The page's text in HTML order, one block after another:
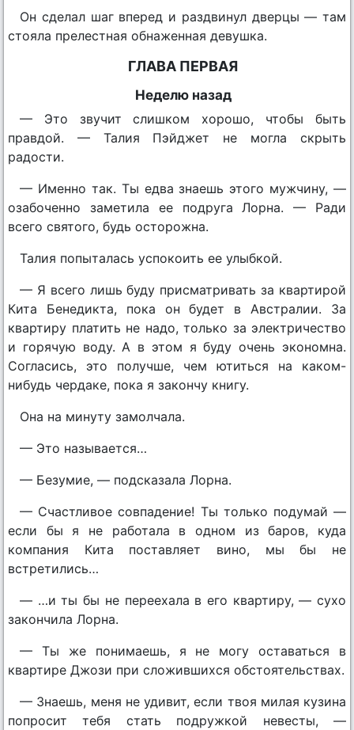
Он сделал шаг вперед и раздвинул дверцы — там
стояла прелестная обнаженная девушка.
ГЛАВА ПЕРВАЯ
Неделю назад
— Это звучит слишком хорошо, чтобы быть
правдой. — Талия Пэйджет не могла скрыть
радости.
— Именно так. Ты едва знаешь этого мужчину, —
озабоченно заметила ее подруга Лорна. — Ради
всего святого, будь осторожна.
Талия попыталась успокоить ее улыбкой.
— Я всего лишь буду присматривать за квартирой
Кита Бенедикта, пока он будет в Австралии. За
квартиру платить не надо, только за электричество
и горячую воду. А в этом я буду очень экономна.
Согласись, это получше, чем ютиться на каком-
нибудь чердаке, пока я закончу книгу.
Она на минуту замолчала.
— Это называется…
— Безумие, — подсказала Лорна.
— Счастливое совпадение! Ты только подумай —
если бы я не работала в одном из баров, куда
компания Кита поставляет вино, мы бы не
встретились…
— …и ты бы не переехала в его квартиру, — сухо
закончила Лорна.
— Ты же понимаешь, я не могу оставаться в
квартире Джози при сложившихся обстоятельствах.
— Знаешь, меня не удивит, если твоя милая кузина
попросит тебя стать подружкой невесты, —